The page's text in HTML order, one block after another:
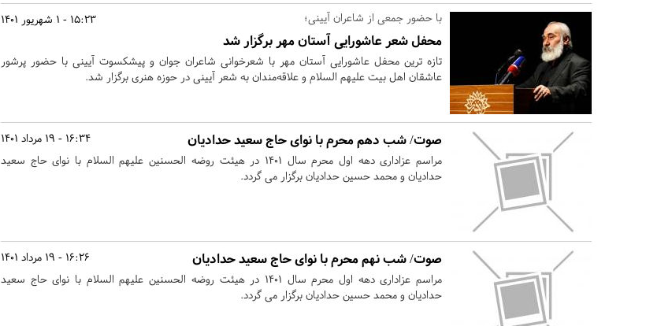
15:23 - 1 شهریور 1401 با حضور جمعی از شاعران آیینی؛
محفل شعر عاشورایی آستان مهر برگزار شد
تازه ترین محفل عاشورایی آستان مهر با شعرخوانی شاعران جوان و پیشکسوت آیینی با حضور پرشور
عاشقان اهل بیت علیهم السلام و علاقه‌مندان به شعر آیینی در حوزه هنری برگزار شد.
16:34 - 19 مرداد 1401 صوت/ شب دهم محرم با نوای حاج سعید حدادیان
مراسم عزاداری دهه اول محرم سال ۱۴۰۱ در هیئت روضه الحسنین علیهم السلام با نوای حاج سعید
حدادیان و محمد حسین حدادیان برگزار می گردد.
16:26 - 19 مرداد 1401 صوت/ شب نهم محرم با نوای حاج سعید حدادیان
مراسم عزاداری دهه اول محرم سال ۱۴۰۱ در هیئت روضه الحسنین علیهم السلام با نوای حاج سعید
حدادیان و محمد حسین حدادیان برگزار می گردد.